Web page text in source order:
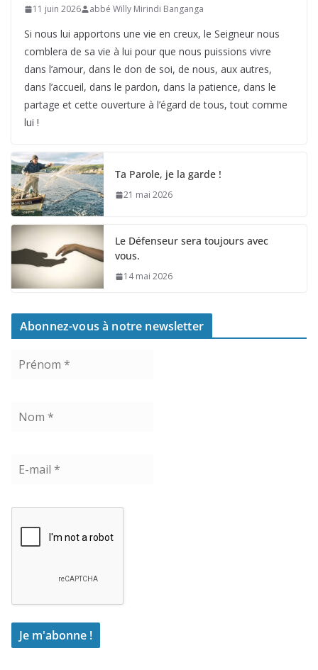
11 juin 2026 abbé Willy Mirindi Banganga
Si nous lui apportons une vie en creux, le Seigneur nous
comblera de sa vie à lui pour que nous puissions vivre
dans l’amour, dans le don de soi, de nous, aux autres,
dans l’accueil, dans le pardon, dans la patience, dans le
partage et cette ouverture à l’égard de tous, tout comme
lui !
Ta Parole, je la garde !
21 mai 2026
Le Défenseur sera toujours avec
vous.
14 mai 2026
Abonnez-vous à notre newsletter